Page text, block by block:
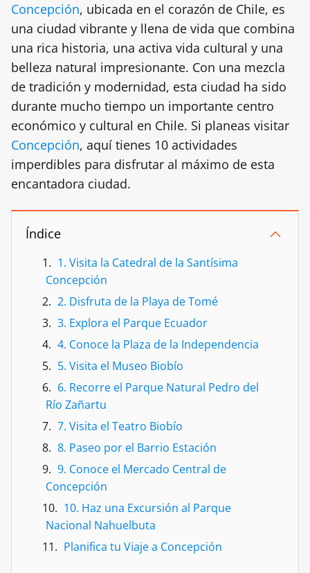
Concepción, ubicada en el corazón de Chile, es
una ciudad vibrante y llena de vida que combina
una rica historia, una activa vida cultural y una
belleza natural impresionante. Con una mezcla
de tradición y modernidad, esta ciudad ha sido
durante mucho tiempo un importante centro
económico y cultural en Chile. Si planeas visitar
Concepción, aquí tienes 10 actividades
imperdibles para disfrutar al máximo de esta
encantadora ciudad.
Índice
1. Visita la Catedral de la Santísima
Concepción
2. Disfruta de la Playa de Tomé
3. Explora el Parque Ecuador
4. Conoce la Plaza de la Independencia
5. Visita el Museo Biobío
6. Recorre el Parque Natural Pedro del
Río Zañartu
7. Visita el Teatro Biobío
8. Paseo por el Barrio Estación
9. Conoce el Mercado Central de
Concepción
10. Haz una Excursión al Parque
Nacional Nahuelbuta
Planifica tu Viaje a Concepción